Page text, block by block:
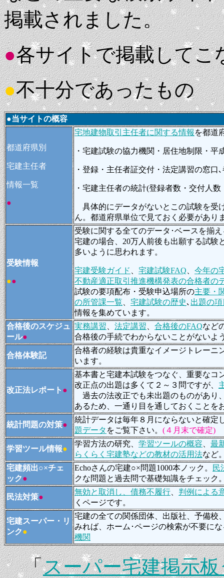
掲載されました。
●各サイトで掲載してこ
●不十分であったもの
●当サイトの概容
都道府県別
宅建主任者
情報一覧
●
宅地建物取引主任者に関する情報 を都道
・宅建試験の協力機関・居住地制限・平
・登録・主任者証交付・法定講習の窓口
・宅建主任者の統計(登録者数・交付人
具体的にデータがないとこの試験を受
ん。都道府県単位で見ておく必要があり
受験情報
●●
受験に関する全てのデータ･ベースを揃
宅建の場合、20万人前後も出願する試験
多いように思われます。
宅建受験ガイド 宅建試験FAQ
今年の
不動産適正取引推進機構発表の合格者の
試験の要項配布・受験申込場所の主要・
の所管課一覧 宅建試験の歴史､ 出題の
情報を集めています。
合格後のスケジュ
ール●
実務講習 法定講習 合格後のFAQなど
合格後の手続でわからないことがないよ
合格体験記
合格者の経験は貴重なイメージトレーニ
います。
改正法レポート ●
基本書と宅建本試験をつなぐ、重要なコ
改正点の出題は多くて２～３問ですが、
過去の法改正でも未出題のものがあり
あるため、一通り目を通しておくことを
統計問題の対策●
統計データは毎年８月にならないと確定
題データ をご覧下さい。 (４月末で確定)
学習ツール情報●
学習方法の研究、 学習ツールの概容
最
らくらく宅建塾などの教材の活用法など
宅建頻出○×チェ
ック●
Echoさんの宅建○×問題1000本ノック。
民
クな問題と過去問で基礎知識をチェック
民法対策●
無効と取消し、債務不履行
判例による
くページです。
宅建スーパー・リ
ンク●
宅建の全ての関係団体、出版社、予備校
みれば、ホーム･ページの検索が不要に
機関
「スーパー宅建掲示